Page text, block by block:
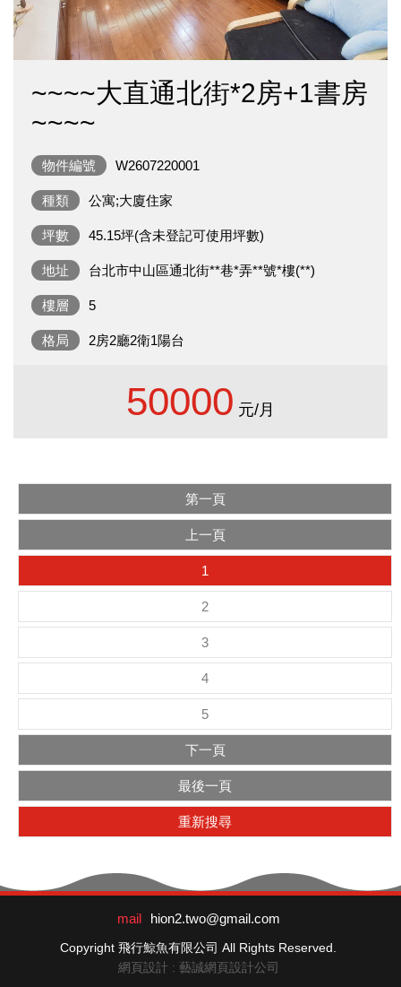
~~~~大直通北街*2房+1書房
~~~~
物件編號 W2607220001
種類 公寓;大廈住家
坪數 45.15坪(含未登記可使用坪數)
地址 台北市中山區通北街**巷*弄**號*樓(**)
樓層 5
格局 2房2廳2衛1陽台
50000 元/月
第一頁
上一頁
1
2
3
4
5
下一頁
最後一頁
重新搜尋
mail hion2.two@gmail.com
Copyright 飛行鯨魚有限公司 All Rights Reserved.
網頁設計 : 藝誠網頁設計公司